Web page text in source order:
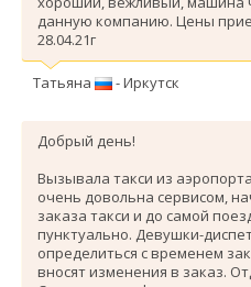
данную компанию. Цены
28.04.21г
Татьяна - Иркутск
Добрый день!
Вызывала такси из
очень довольна сервисом,
заказа такси и до самой
пунктуально. Девушки-
определиться с временем
вносят изменения в заказ.